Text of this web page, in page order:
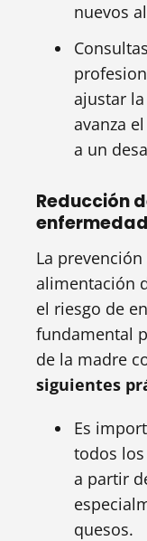
nuevos
ajustar
avanza
a un
Reducción
La
alimentación
el riesgo de
fundamental
de la madre
siguientes
Es
todos
a partir
quesos.